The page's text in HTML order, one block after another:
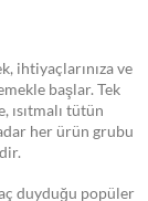
ihtiyaçlarınıza ve
başlar. Tek
ısıtmalı tütün
her ürün grubu
duyduğu popüler